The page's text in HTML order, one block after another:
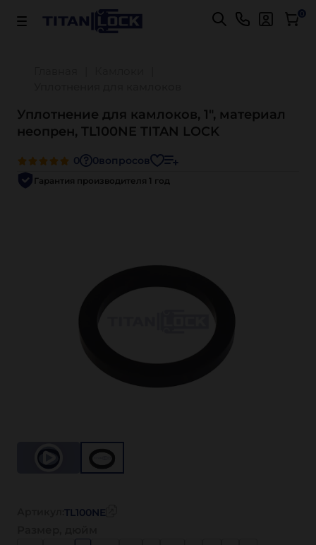
Важно! Для оплаты заказов Подробнее 0
Уплотнение для камлоков, 1", материал
неопрен, TL100NE TITAN LOCK
0 0вопросов
Гарантия производителя 1 год
TL100NE